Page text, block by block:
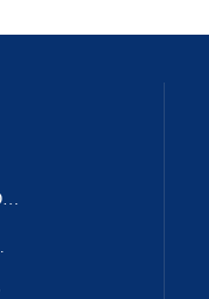
HI98301/HI98302笔式总固体溶解度TDS测定仪
测量仪